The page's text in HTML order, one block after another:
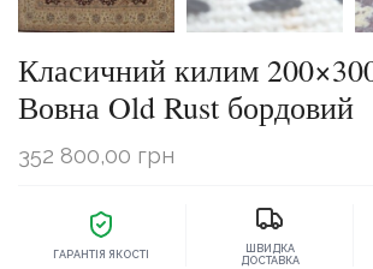
Класичний килим
Вовна Old Rust бордовий
352 800,00 грн
ГАРАНТІЯ ЯКОСТІ
ШВИДКА
ДОСТАВКА